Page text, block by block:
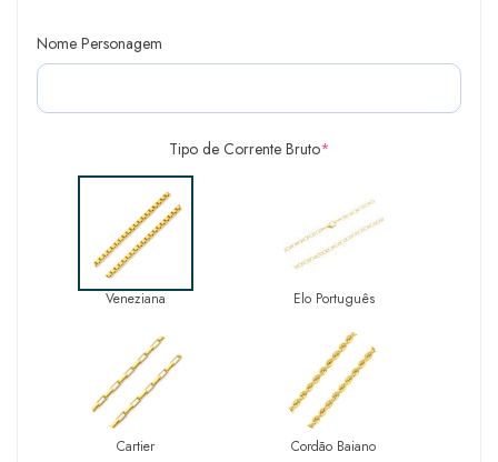
Nome Personagem
Tipo de Corrente Bruto*
Veneziana Elo Português
Cartier Cordão Baiano